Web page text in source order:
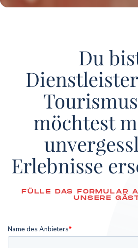
Du
möchtest
Erlebnisse
FÜLLE DAS FORMULAR
UNSERE